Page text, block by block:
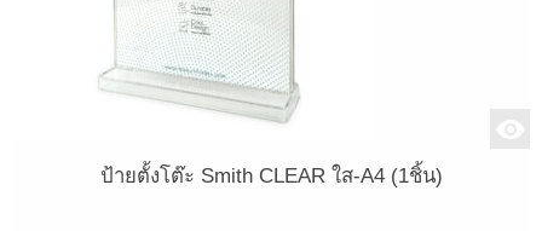
ป้ายตั้งโต๊ะ Smith CLEAR ใส-A4 (1ชิ้น)